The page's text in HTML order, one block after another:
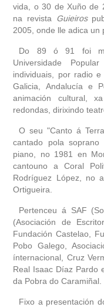
vida, o 30 de Xuño de
na revista Guieiros
2005, onde lle adica un
Do 89 ó 91 foi
Universidade
individuais, por radio e
Galicia, Andalucía e
animación cultural,
redondas, dirixindo
O seu "Canto á
cantado pola
piano, no 1981 en
cantouno a Coral
Rodríguez López, no
Ortigueira.
Pertenceu á SAF
(Asociación de
Fundación Castelao,
Pobo Galego,
ínternacional, Cruz
Real Isaac Díaz Pardo
da Pobra do Caramiñal.
Fixo a presentación